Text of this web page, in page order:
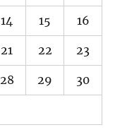
14 15 16
21 22 23
28 29 30